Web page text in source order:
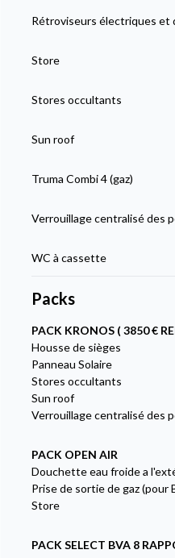
Rétroviseurs électriques et
Store
Stores occultants
Sun roof
Truma Combi 4 (gaz)
Verrouillage centralisé des
WC à cassette
Packs
PACK KRONOS ( 3850 €
Housse de sièges
Panneau Solaire
Stores occultants
Sun roof
Verrouillage centralisé des
PACK OPEN AIR
Douchette eau froide a
Prise de sortie de gaz (pour
Store
PACK SELECT BVA 8